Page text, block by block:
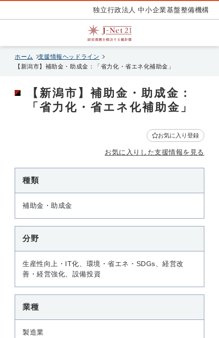
独立行政法人 中小企業基盤整備機構
ホーム
支援情報ヘッドライン
【新潟市】補助金・助成金：「省力化・省エネ化補助金」
【新潟市】補助金・助成金：
「省力化・省エネ化補助金」
お気に入り登録
お気に入りした支援情報を見る
種類
補助金・助成金
分野
生産性向上・IT化、環境・省エネ・SDGs、経営改
善・経営強化、設備投資
業種
製造業